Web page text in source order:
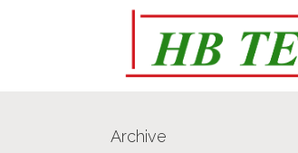
Archive